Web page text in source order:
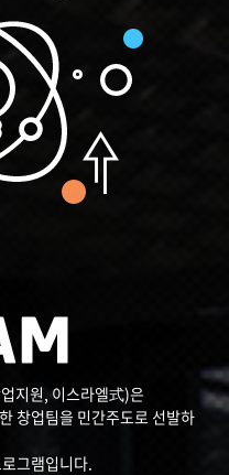
지원, 이스라엘式)은
창업팀을 민간주도로 선발하
그램입니다.